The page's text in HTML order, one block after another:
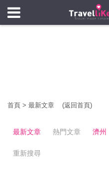
首頁 > 最新文章 (返回首頁)
最新文章 熱門文章 濟州
重新搜尋